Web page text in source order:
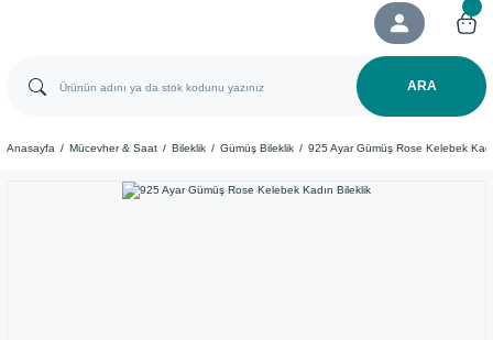
ARA
Anasayfa Mücevher & Saat Bileklik Gümüş Bileklik ​925 Ayar Gümüş Rose Kelebek